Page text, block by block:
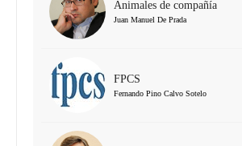
Animales de compañía
Juan Manuel De Prada
FPCS
Fernando Pino Calvo Sotelo